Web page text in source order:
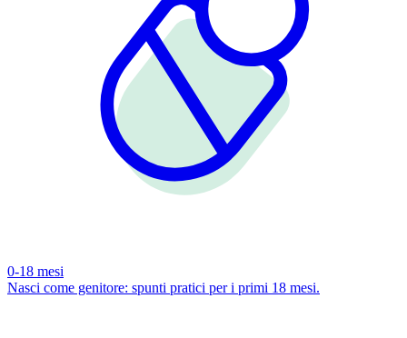
0-18 mesi
Nasci come genitore: spunti pratici per i primi 18 mesi.